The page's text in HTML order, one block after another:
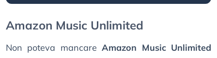
Amazon Music Unlimited
Non poteva mancareAmazon Music Unlimited